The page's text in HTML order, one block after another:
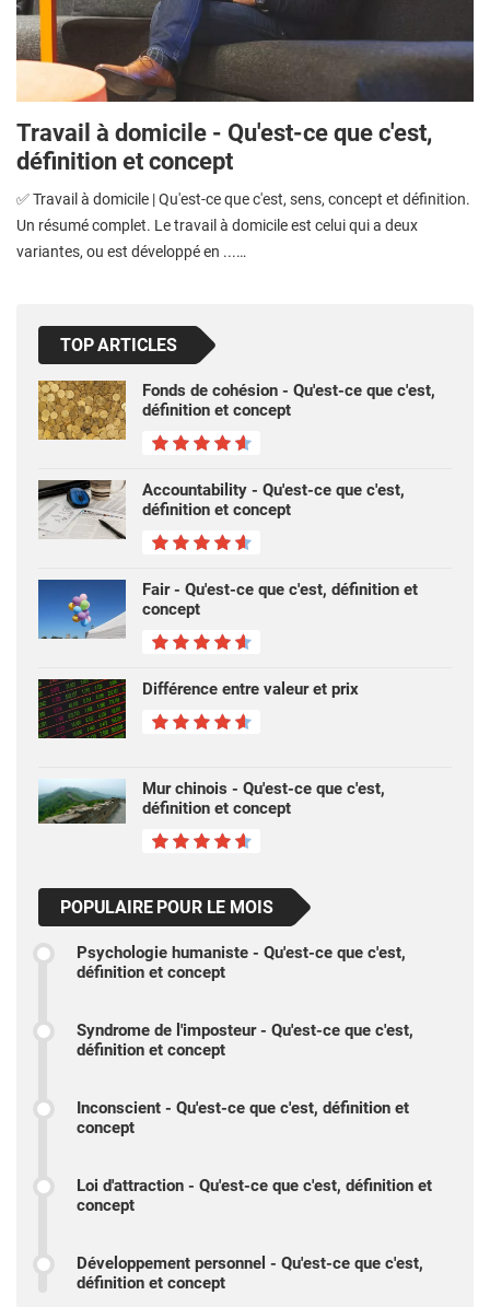
Travail à domicile - Qu'est-ce que c'est,
définition et concept
✅ Travail à domicile | Qu'est-ce que c'est, sens, concept et définition.
Un résumé complet. Le travail à domicile est celui qui a deux
variantes, ou est développé en ...…
TOP ARTICLES
Fonds de cohésion - Qu'est-ce que c'est,
définition et concept
Accountability - Qu'est-ce que c'est,
définition et concept
Fair - Qu'est-ce que c'est, définition et
concept
Différence entre valeur et prix
Mur chinois - Qu'est-ce que c'est,
définition et concept
POPULAIRE POUR LE MOIS
Psychologie humaniste - Qu'est-ce que c'est,
définition et concept
Syndrome de l'imposteur - Qu'est-ce que c'est,
définition et concept
Inconscient - Qu'est-ce que c'est, définition et
concept
Loi d'attraction - Qu'est-ce que c'est, définition et
concept
Développement personnel - Qu'est-ce que c'est,
définition et concept